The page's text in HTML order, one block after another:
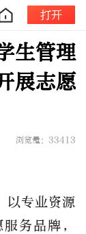
打开
生管理
展志愿
浏览量：33413
以专业资源
务品牌，